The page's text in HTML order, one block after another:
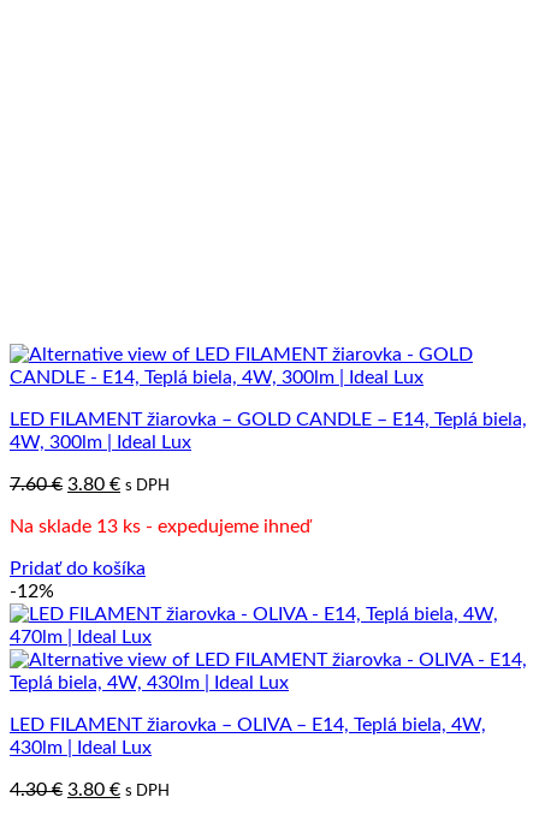
LED FILAMENT žiarovka – GOLD CANDLE – E14, Teplá biela,
4W, 300lm | Ideal Lux
7.60€ Pôvodná
bola:
3.80 €Aktuálna
je:
s DPH
Na sklade 13 ks - expedujeme ihneď
Pridať do košíka
-12%
LED FILAMENT žiarovka – OLIVA – E14, Teplá biela, 4W,
430lm | Ideal Lux
4.30€ Pôvodná
3.80 €Aktuálna
s DPH